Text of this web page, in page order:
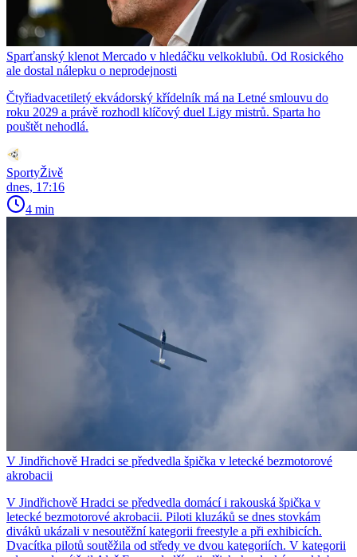
Sparťanský klenot Mercado v hledáčku velkoklubů. Od Rosického
ale dostal nálepku o neprodejnosti
Čtyřiadvacetiletý ekvádorský křídelník má na Letné smlouvu do
roku 2029 a právě rozhodl klíčový duel Ligy mistrů. Sparta ho
pouštět nehodlá.
SportyŽivě
dnes, 17:16
4 min
V Jindřichově Hradci se předvedla špička v letecké bezmotorové
akrobacii
V Jindřichově Hradci se předvedla domácí i rakouská špička v
letecké bezmotorové akrobacii. Piloti kluzáků se dnes stovkám
diváků ukázali v nesoutěžní kategorii freestyle a při exhibicích.
Dvacítka pilotů soutěžila od středy ve dvou kategoriích. V kategorii